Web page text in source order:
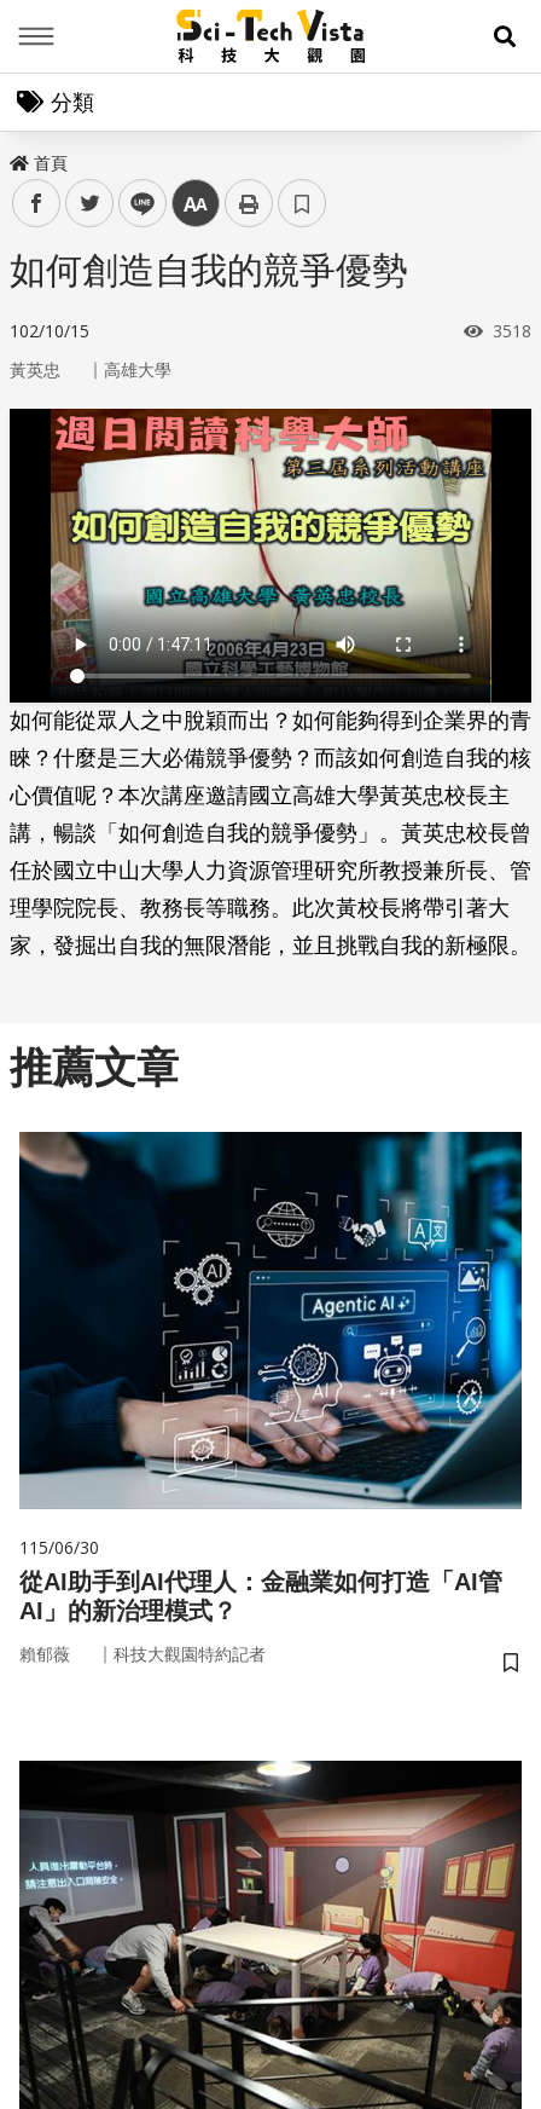
展
分類
首頁
facebooktwitter line 中
如何創造自我的競爭優勢
102/10/15 瀏覽
3518
黃英忠 ｜ 高雄大學
如何能從眾人之中脫穎而出？如何能夠得到企業界的青
睞？什麼是三大必備競爭優勢？而該如何創造自我的核
心價值呢？本次講座邀請國立高雄大學黃英忠校長主
講，暢談「如何創造自我的競爭優勢」。黃英忠校長曾
任於國立中山大學人力資源管理研究所教授兼所長、管
理學院院長、教務長等職務。此次黃校長將帶引著大
家，發掘出自我的無限潛能，並且挑戰自我的新極限。
推薦文章
115/06/30
從AI助手到AI代理人：金融業如何打造「AI管
AI」的新治理模式？
賴郁薇 ｜ 科技大觀園特約記者
儲